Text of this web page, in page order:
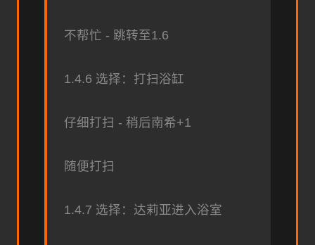
不帮忙 - 跳转至1.6
1.4.6 选择：打扫浴缸
仔细打扫 - 稍后南希+1
随便打扫
1.4.7 选择：达莉亚进入浴室